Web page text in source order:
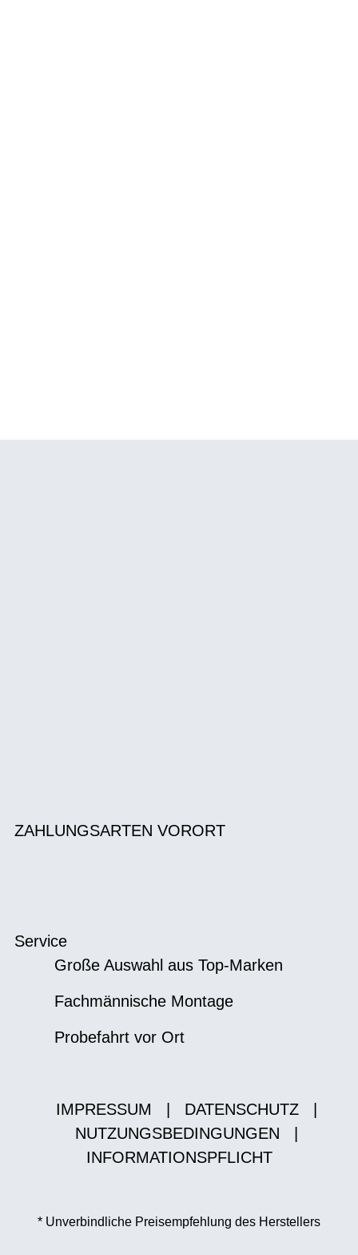
ZAHLUNGSARTEN VORORT
Service
Große Auswahl aus Top-Marken
Fachmännische Montage
Probefahrt vor Ort
IMPRESSUM DATENSCHUTZ
NUTZUNGSBEDINGUNGEN
INFORMATIONSPFLICHT
* Unverbindliche Preisempfehlung des Herstellers